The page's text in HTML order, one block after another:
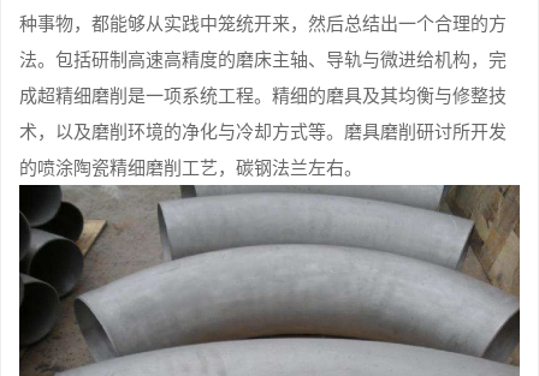
种事物，都能够从实践中笼统开来，然后总结出一个合理的方
法。包括研制高速高精度的磨床主轴、导轨与微进给机构，完
成超精细磨削是一项系统工程。精细的磨具及其均衡与修整技
术，以及磨削环境的净化与冷却方式等。磨具磨削研讨所开发
的喷涂陶瓷精细磨削工艺，碳钢法兰左右。